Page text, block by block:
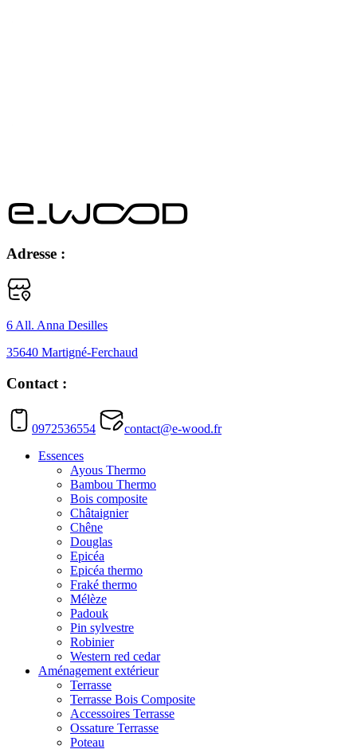
Adresse :
6 All. Anna Desilles
35640 Martigné-Ferchaud
Contact :
0972536554
contact@e-wood.fr
Essences
Ayous Thermo
Bambou Thermo
Bois composite
Châtaignier
Chêne
Douglas
Epicéa
Epicéa thermo
Fraké thermo
Mélèze
Padouk
Pin sylvestre
Robinier
Western red cedar
Aménagement extérieur
Terrasse
Terrasse Bois Composite
Accessoires Terrasse
Ossature Terrasse
Poteau